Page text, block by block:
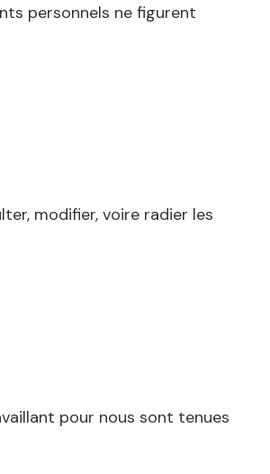
personnels ne figurent
modifier, voire radier les
pour nous sont tenues